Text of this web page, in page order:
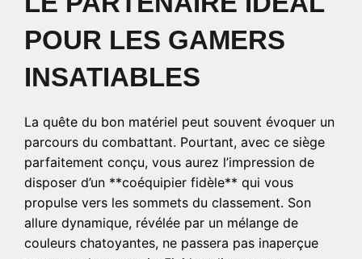
POUR LES GAMERS
INSATIABLES
La quête du bon matériel peut souvent évoquer un
parcours du combattant. Pourtant, avec ce siège
parfaitement conçu, vous aurez l’impression de
disposer d’un **coéquipier fidèle** qui vous
propulse vers les sommets du classement. Son
allure dynamique, révélée par un mélange de
couleurs chatoyantes, ne passera pas inaperçue